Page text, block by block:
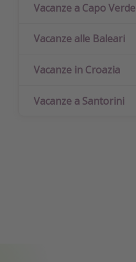
Vacanze a Capo Verde
Vacanze alle Baleari
Vacanze in Croazia
Vacanze a Santorini